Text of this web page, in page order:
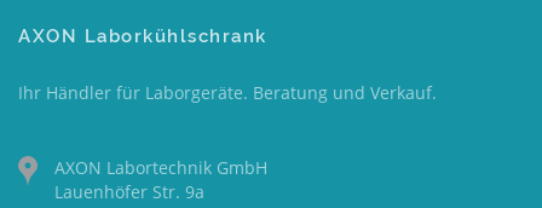
AXON Laborkühlschrank
Ihr Händler für Laborgeräte. Beratung und Verkauf.
AXON Labortechnik GmbH
Lauenhöfer Str. 9a